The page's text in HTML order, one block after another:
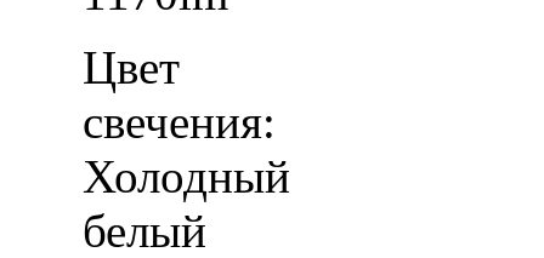
Цвет
свечения:
Холодный
белый